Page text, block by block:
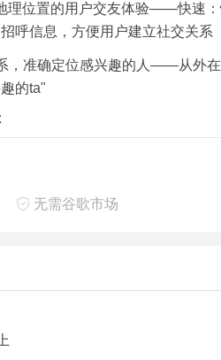
理位置的用户交友体验——快速
呼信息，方便用户建立社交关系
，准确定位感兴趣的人——从外
的ta"
无需谷歌市场